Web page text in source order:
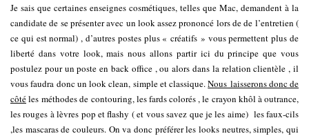
Je sais que certaines enseignes cosmétiques, telles que Mac, demandent à la
candidate de se présenter avec un look assez prononcé lors de de l’entretien (
ce qui est normal) , d’autres postes plus « créatifs » vous permettent plus de
liberté dans votre look, mais nous allons partir ici du principe que vous
postulez pour un poste en back office , ou alors dans la relation clientèle , il
vous faudra donc un look clean, simple et classique.Nous laisserons donc de
côtéles méthodes de contouring, les fards colorés , le crayon khôl à outrance,
les rouges à lèvres pop et flashy ( et vous savez que je les aime) les faux-cils
,les mascaras de couleurs. On va donc préférer les looks neutres, simples, qui